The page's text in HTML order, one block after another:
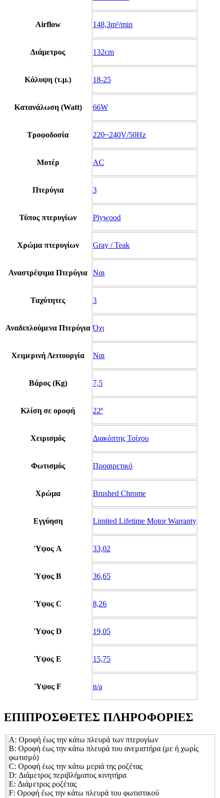
Airflow 148,3m³/min
Διάμετρος 132cm
Κάλυψη (τ.μ.) 18-25
Κατανάλωση (Watt) 66W
Τροφοδοσία 220~240V/50Hz
Μοτέρ AC
Πτερύγια 3
Τύπος πτερυγίων Plywood
Χρώμα πτερυγίων Gray / Teak
Αναστρέψιμα Πτερύγια Ναι
Ταχύτητες 3
Αναδιπλούμενα Πτερύγια Όχι
Χειμερινή Λειτουργία Ναι
Βάρος (Kg) 7,5
Κλίση σε οροφή 22º
Χειρισμός Διακόπτης Τοίχου
Φωτισμός Προαιρετικό
Χρώμα Brushed Chrome
Εγγύηση Limited Lifetime Motor Warranty
Ύψος A 33,02
Ύψος B 36,65
Ύψος C 8,26
Ύψος D 19,05
Ύψος E 15,75
Ύψος F n/a
ΕΠΙΠΡΟΣΘΕΤΕΣ ΠΛΗΡΟΦΟΡΙΕΣ
Α: Οροφή έως την κάτω πλευρά των πτερυγίων
Β: Οροφή έως την κάτω πλευρά του ανεμιστήρα (με ή χωρίς
φωτισμό)
C: Οροφή έως την κάτω μεριά της ροζέτας
D: Διάμετρος περιβλήματος κινητήρα
E: Διάμετρος ροζέτας
F: Οροφή έως την κάτω πλευρά του φωτιστικού